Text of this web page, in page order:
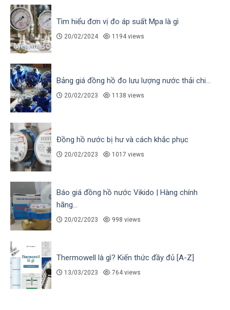
Tìm hiểu đơn vị đo áp suất Mpa là gì
20/02/2024 1194 views
Bảng giá đồng hồ đo lưu lượng nước thải chi...
20/02/2023 1138 views
Đồng hồ nước bị hư và cách khắc phục
20/02/2023 1017 views
Báo giá đồng hồ nước Vikido | Hàng chính
hãng...
20/02/2023 998 views
Thermowell là gì? Kiến thức đầy đủ [A-Z]
13/03/2023 764 views